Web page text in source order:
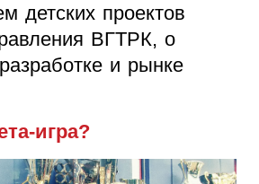
детских проектов
ВГТРК, о
и рынке
игра?